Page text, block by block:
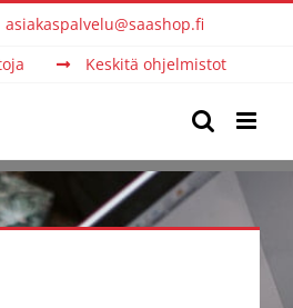
asiakaspalvelu@saashop.fi
Keskitä ohjelmistot